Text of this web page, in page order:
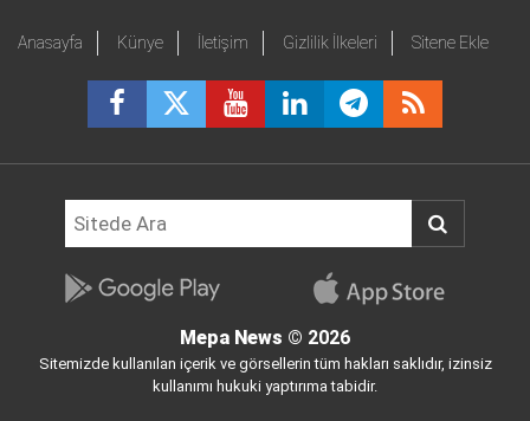
Anasayfa Künye İletişim Gizlilik İlkeleri Sitene Ekle
Mepa News © 2026
Sitemizde kullanılan içerik ve görsellerin tüm hakları saklıdır, izinsiz
kullanımı hukuki yaptırıma tabidir.